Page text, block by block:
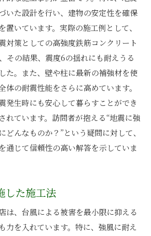
いた設計を行い、建物の安定性を確保
置いています。実際の施工例として、
対策としての高強度鉄筋コンクリート
その結果、震度6の揺れにも耐えうる
た。また、壁や柱に最新の補強材を使
体の耐震性能をさらに高めています。
発生時にも安心して暮らすことができ
れています。訪問者が抱える“地震に強
どんなものか？”という疑問に対して、
通じて信頼性の高い解答を示していま
した施工法
は、台風による被害を最小限に抑える
力を入れています。特に、強風に耐え